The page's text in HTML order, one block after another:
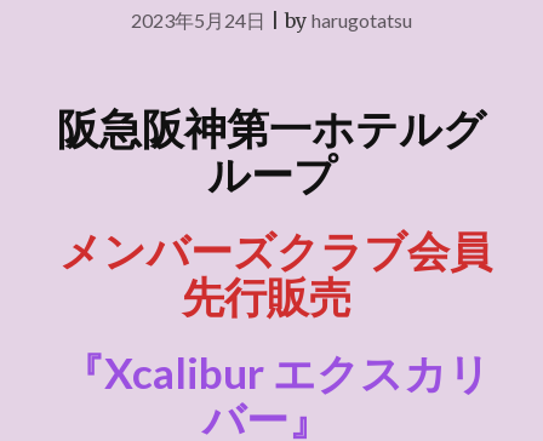
2023年5月24日 |by harugotatsu
阪急阪神第一ホテルグ
ループ
メンバーズクラブ会員
先行販売
『Xcalibur エクスカリ
バー』